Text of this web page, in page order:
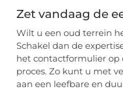
Zet vandaag de
Wilt u een oud terrein
Schakel dan de
het contactformulier op
proces. Zo kunt u met
aan een leefbare en